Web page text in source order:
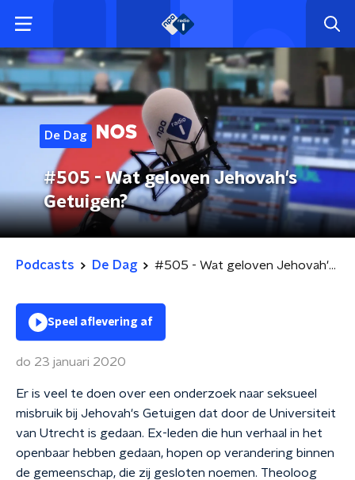
De Dag
#505 - Wat geloven Jehovah's
Getuigen?
Podcasts De Dag #505 - Wat geloven Jehovah's Getuigen?
Speel aflevering af
do 23 januari 2020
Er is veel te doen over een onderzoek naar seksueel
misbruik bij Jehovah's Getuigen dat door de Universiteit
van Utrecht is gedaan. Ex-leden die hun verhaal in het
openbaar hebben gedaan, hopen op verandering binnen
de gemeenschap, die zij gesloten noemen. Theoloog